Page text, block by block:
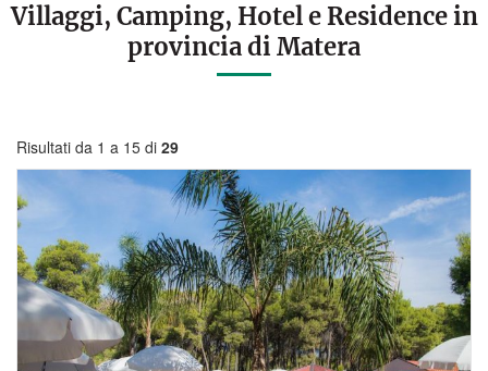
Villaggi, Camping, Hotel e Residence in
provincia di Matera
Risultati da 1 a 15 di 29